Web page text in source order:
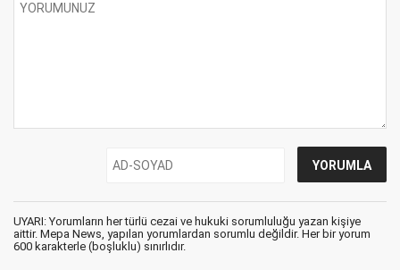
UYARI: Yorumların her türlü cezai ve hukuki sorumluluğu yazan kişiye
aittir. Mepa News, yapılan yorumlardan sorumlu değildir. Her bir yorum
600 karakterle (boşluklu) sınırlıdır.